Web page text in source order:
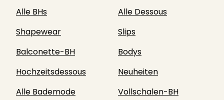
Alle BHs
Alle Dessous
Shapewear
Slips
Balconette-BH
Bodys
Hochzeitsdessous
Neuheiten
Alle Bademode
Vollschalen-BH